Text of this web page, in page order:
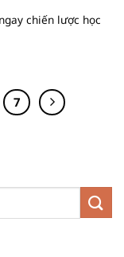
chiến lược học
7